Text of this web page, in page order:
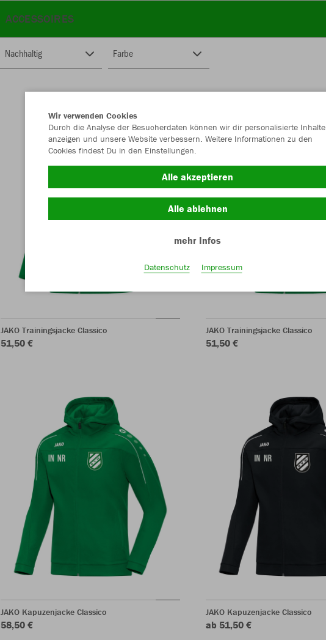
ACCESSOIRES
Nachhaltig Farbe
JAKO Trainingsjacke Classico
51,50 €
JAKO Trainingsjacke Classico
51,50 €
JAKO Kapuzenjacke Classico
58,50 €
JAKO Kapuzenjacke Classico
ab 51,50 €
Wir verwenden Cookies
Durch die Analyse der Besucherdaten können wir dir personalisierte Inhalte
anzeigen und unsere Website verbessern. Weitere Informationen zu den
Cookies findest Du in den Einstellungen.
Alle akzeptieren
Alle ablehnen
mehr Infos
Datenschutz Impressum